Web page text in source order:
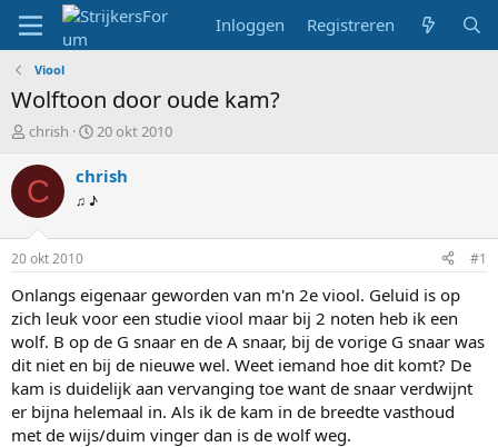
Inloggen Registreren
Viool
Wolftoon door oude kam?
T
p
i
s
a
r
t
e
r
chrish
S
a
t
u
m
20 okt 2010
C chrish
♫ ♪
20 okt 2010 #1
Onlangs eigenaar geworden van m'n 2e viool. Geluid is op
zich leuk voor een studie viool maar bij 2 noten heb ik een
wolf. B op de G snaar en de A snaar, bij de vorige G snaar was
dit niet en bij de nieuwe wel. Weet iemand hoe dit komt? De
kam is duidelijk aan vervanging toe want de snaar verdwijnt
er bijna helemaal in. Als ik de kam in de breedte vasthoud
met de wijs/duim vinger dan is de wolf weg.